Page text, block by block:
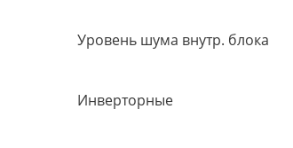
Уровень шума внутр. блока
Инверторные